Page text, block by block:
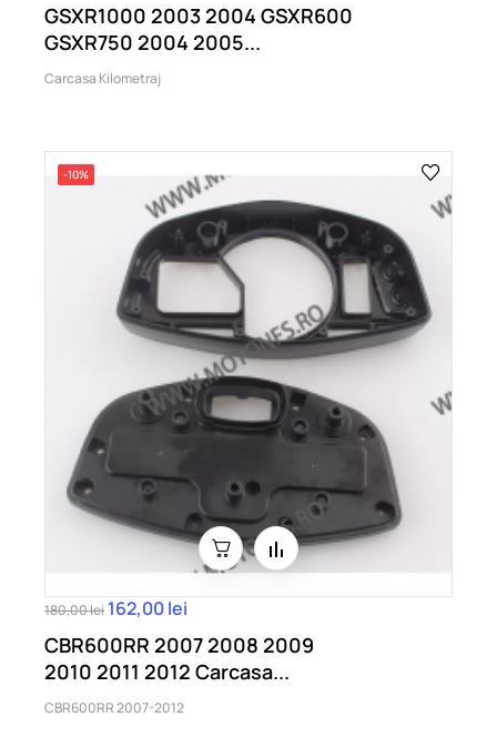
GSXR1000 2003 2004 GSXR600
GSXR750 2004 2005...
Carcasa Kilometraj
-10%
180,00 lei 162,00 lei
CBR600RR 2007 2008 2009
2010 2011 2012 Carcasa...
CBR600RR 2007-2012